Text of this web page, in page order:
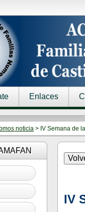
Enlaces
noticia > IV Semana de
IV